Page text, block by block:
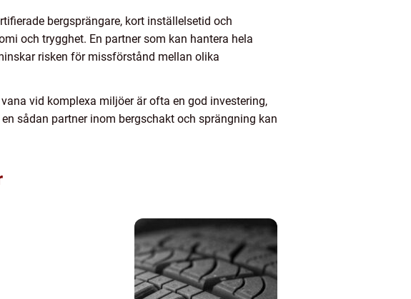
bergsprängare, kort inställelsetid och
och trygghet. En partner som kan hantera hela
risken för missförstånd mellan olika
vid komplexa miljöer är ofta en god investering,
sådan partner inom bergschakt och sprängning kan